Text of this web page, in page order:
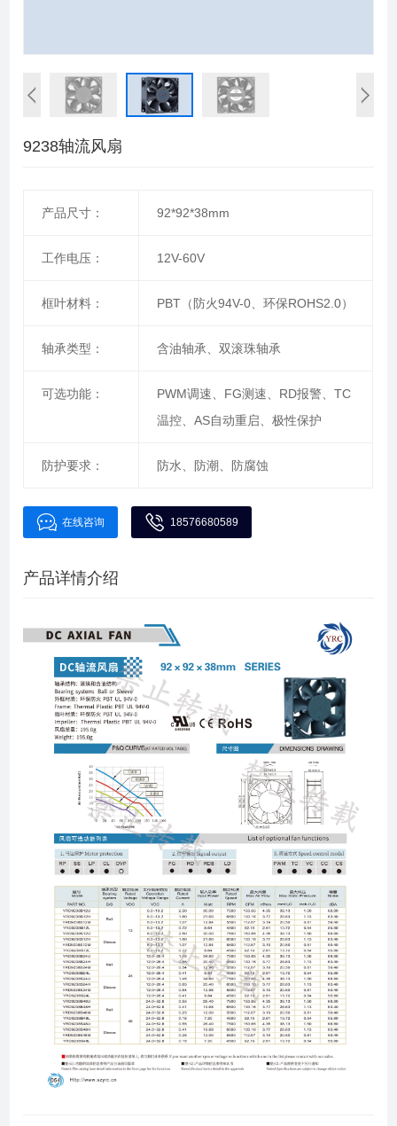
9238轴流风扇
产品尺寸： 92*92*38mm
工作电压： 12V-60V
框叶材料： PBT（防火94V-0、环保ROHS2.0）
轴承类型： 含油轴承、双滚珠轴承
可选功能：
PWM调速、FG测速、RD报警、TC
温控、AS自动重启、极性保护
防护要求： 防水、防潮、防腐蚀
在线咨询 18576680589
产品详情介绍